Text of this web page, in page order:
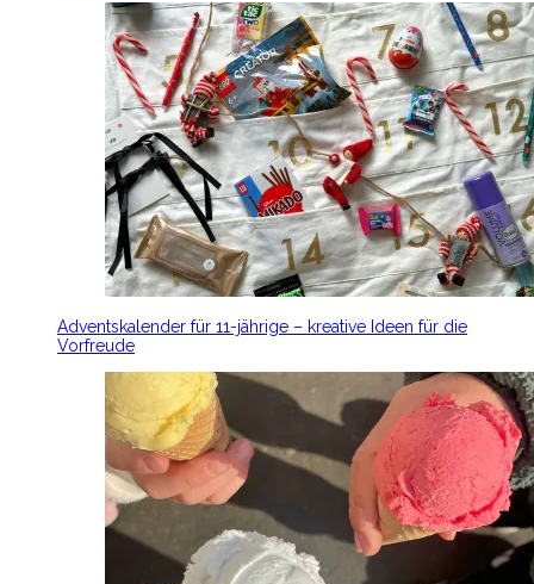
Adventskalender für 11-jährige – kreative Ideen für die
Vorfreude